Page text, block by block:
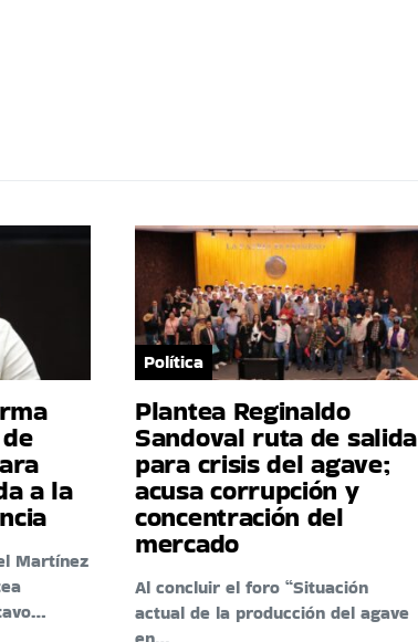
a la
Martínez
Política
Plantea Reginaldo
Sandoval ruta de salida
para crisis del agave;
acusa corrupción y
concentración del
mercado
Al concluir el foro “Situación
actual de la producción del agave